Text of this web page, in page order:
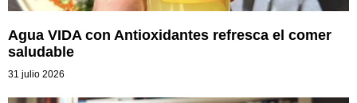
Agua VIDA con Antioxidantes refresca el comer
saludable
31 julio 2026